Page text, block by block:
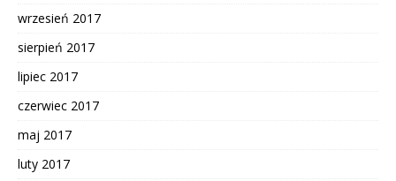
wrzesień 2017
sierpień 2017
lipiec 2017
czerwiec 2017
maj 2017
luty 2017